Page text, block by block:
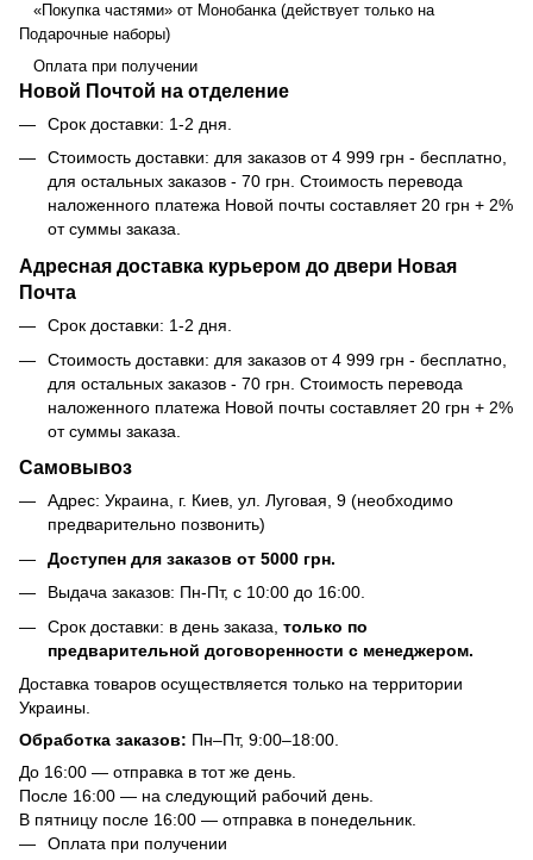
«Покупка частями» от Монобанка (действует только на
Подарочные наборы)
Оплата при получении
Новой Почтой на отделение
Срок доставки: 1-2 дня.
Стоимость доставки: для заказов от 4 999 грн - бесплатно,
для остальных заказов - 70 грн. Стоимость перевода
наложенного платежа Новой почты составляет 20 грн + 2%
от суммы заказа.
Адресная доставка курьером до двери Новая
Почта
Срок доставки: 1-2 дня.
Стоимость доставки: для заказов от 4 999 грн - бесплатно,
для остальных заказов - 70 грн. Стоимость перевода
наложенного платежа Новой почты составляет 20 грн + 2%
от суммы заказа.
Самовывоз
Адрес: Украина, г. Киев, ул. Луговая, 9 (необходимо
предварительно позвонить)
Доступен для заказов от 5000 грн.
Выдача заказов: Пн-Пт, с 10:00 до 16:00.
Срок доставки: в день заказа, только по
предварительной договоренности с менеджером.
Доставка товаров осуществляется только на территории
Украины.
Обработка заказов: Пн–Пт, 9:00–18:00.
До 16:00 — отправка в тот же день.
После 16:00 — на следующий рабочий день.
В пятницу после 16:00 — отправка в понедельник.
Оплата при получении